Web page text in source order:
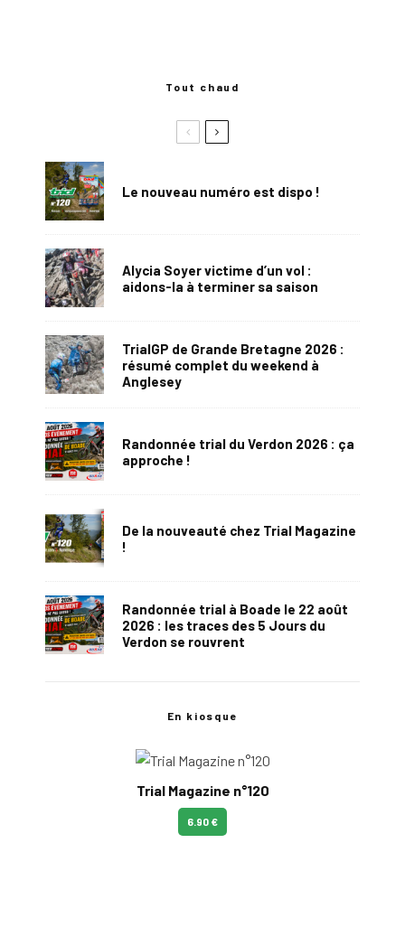
Tout chaud
Le nouveau numéro est dispo !
Alycia Soyer victime d’un vol :
aidons-la à terminer sa saison
TrialGP de Grande Bretagne 2026 :
résumé complet du weekend à
Anglesey
Randonnée trial du Verdon 2026 : ça
approche !
De la nouveauté chez Trial Magazine
!
Randonnée trial à Boade le 22 août
2026 : les traces des 5 Jours du
Verdon se rouvrent
En kiosque
Trial Magazine n°120
6.90 €